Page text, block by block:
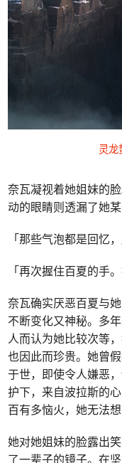
灵龙
奈瓦凝视着她姐妹的
动的眼睛则透漏了她
「那些气泡都是回忆
「再次握住百夏的手
奈瓦确实厌恶百夏与
不断变化又神秘。多
人而认为她比较次等
也因此而珍贵。她曾
于世，即使令人嫌恶
护下，来自波拉斯的
百有多恼火，她无法
她对她姐妹的脸露出
了一辈子的镜子。在